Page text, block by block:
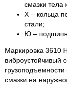
смазки тела
Х ‒ кольца
стали;
Ю ‒
Маркировка 3610
виброустойчивый
смазки на